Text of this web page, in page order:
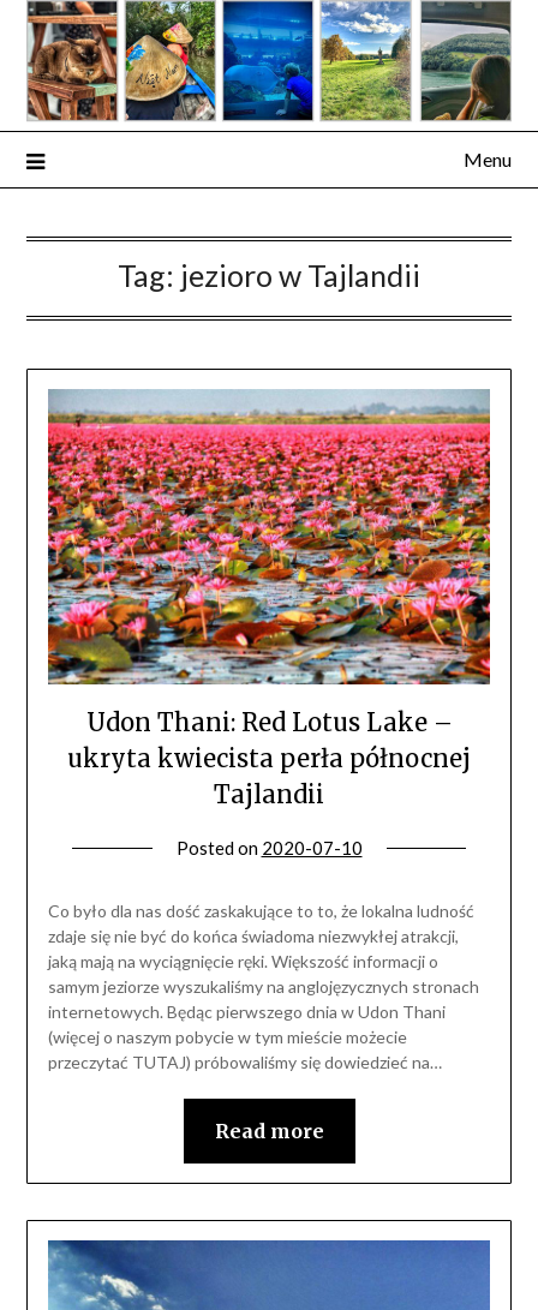
Skip
content
Menu
Tag: jezioro w Tajlandii
Udon Thani: Red Lotus Lake –
ukryta kwiecista perła północnej
Tajlandii
Posted on 2020-07-10
Co było dla nas dość zaskakujące to to, że lokalna ludność
zdaje się nie być do końca świadoma niezwykłej atrakcji,
jaką mają na wyciągnięcie ręki. Większość informacji o
samym jeziorze wyszukaliśmy na anglojęzycznych stronach
internetowych. Będąc pierwszego dnia w Udon Thani
(więcej o naszym pobycie w tym mieście możecie
przeczytać TUTAJ) próbowaliśmy się dowiedzieć na…
Read more